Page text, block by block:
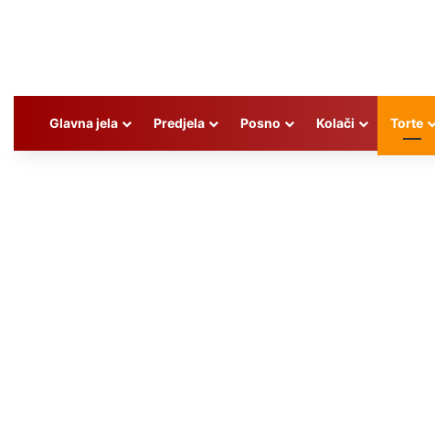
Glavna jela Predjela Posno Kolači Torte